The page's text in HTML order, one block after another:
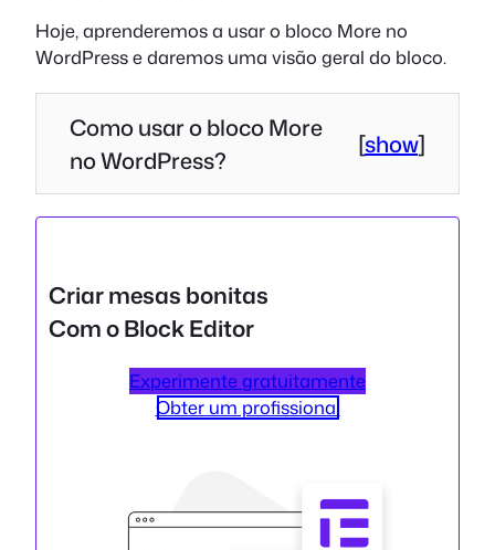
Hoje, aprenderemos a usar o bloco More no
WordPress e daremos uma visão geral do bloco.
Como usar o bloco More
no WordPress?
[show]
Criar mesas bonitas
Com o Block Editor
Experimente gratuitamente
Obter um profissional